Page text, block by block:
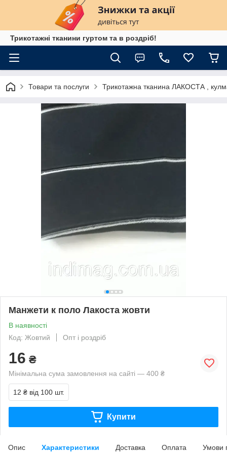
Трикотажні тканини гуртом та в роздріб!
Товари та послуги Трикотажна тканина ЛАКОСТА ,
Манжети к поло Лакоста жовти
В наявності
Код: Жовтий
Опт і роздріб
16 ₴
Мінімальна сума замовлення на сайті — 400 ₴
12 ₴ від 100 шт.
Купити
Опис Характеристики Доставка Оплата Умови